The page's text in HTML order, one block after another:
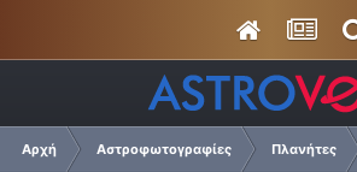
Αρχή Αστροφωτογραφίες Πλανήτες